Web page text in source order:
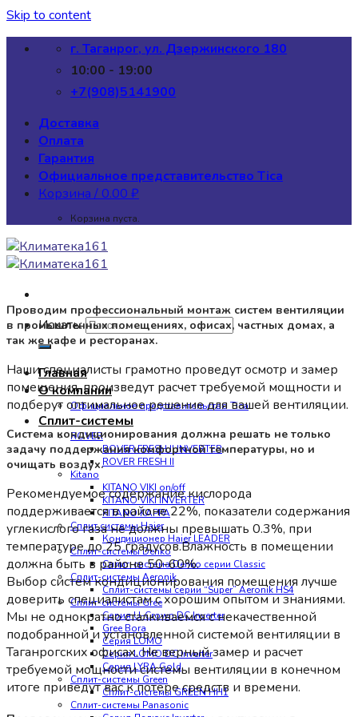
Skip to content
г. Таганрог, ул. Дзержинского 180
10:00 - 19:00
+7(908)5141900
Доставка
Оплата
Гарантия
Официальное представительство Tica
Корзина /0.00 ₽
Корзина пуста.
Искать:
Главная
О компании
Официальное представительство Tica
Сплит-системы
ROVER
ROVER FRESH II INVERTER
ROVER FRESH II
Kitano
KITANO VIKI on/off
KITANO VIKI INVERTER
KITANO KAPPA
Сплит системы Haier
Кондиционер Haier LEADER
Сплит-системы Denko
Сплит-система Denko серии Classic
Сплит-системы Aeronik
Сплит-системы серии “Super” Aeronik HS4
Сплит-системы Gree
Серия U-Crown DC Inverter
Gree Bora
Серия LOMO
Серия LOMO DC Inverter
Серия LYRA Gold
Сплит-системы Green
Сплит-системы GREEN HH1
Сплит-системы Panasonic
Проводим профессиональный монтаж систем вентиляции
в промышленных помещениях, офисах, частных домах, а
так же кафе и ресторанах.
Наши специалисты грамотно проведут осмотр и замер
помещения, произведут расчет требуемой мощности и
подберут оптимальное решение для вашей вентиляции.
Система кондиционирования должна решать не только
задачу поддержания комфортной температуры, но и
очищать воздух.
Рекомендуемое содержание кислорода
поддерживается в районе 22%, показатели содержания
углекислого газа не должны превышать 0.3%, при
температуре до 25 градусов.Влажность в помещении
должна быть в районе 50-60%.
Выбор систем кондиционирования помещения лучше
доверить специалистам с хорошим опытом и знаниями.
Мы не однократно сталкиваемся с некачественной
подобранной и установленной системой вентиляции в
Таганрогских офисах. Не верный замер и расчет
требуемой мощности системы вентиляции в конечном
итоге приведут вас к потере средств и времени.